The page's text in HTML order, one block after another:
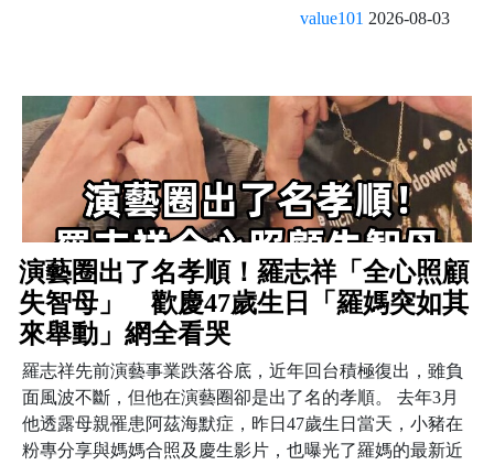
value101 2026-08-03
演藝圈出了名孝順！羅志祥「全心照顧
失智母」 歡慶47歲生日「羅媽突如其
來舉動」網全看哭
羅志祥先前演藝事業跌落谷底，近年回台積極復出，雖負
面風波不斷，但他在演藝圈卻是出了名的孝順。 去年3月
他透露母親罹患阿茲海默症，昨日47歲生日當天，小豬在
粉專分享與媽媽合照及慶生影片，也曝光了羅媽的最新近